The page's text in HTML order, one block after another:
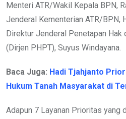
Menteri ATR/Wakil Kepala BPN,
Jenderal Kementerian ATR/BPN,
Direktur Jenderal Penetapan Hak
(Dirjen PHPT), Suyus Windayana.
Baca Juga: Hadi Tjahjanto
Hukum Tanah Masyarakat di
Adapun 7 Layanan Prioritas yang